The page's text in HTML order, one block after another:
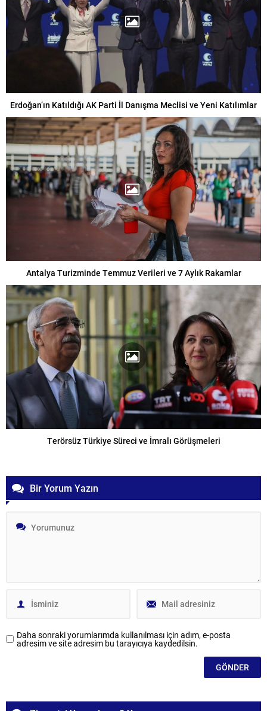
Erdoğan’ın Katıldığı AK Parti İl Danışma Meclisi ve Yeni Katılımlar
Antalya Turizminde Temmuz Verileri ve 7 Aylık Rakamlar
Terörsüz Türkiye Süreci ve İmralı Görüşmeleri
Bir Yorum Yazın
Daha sonraki yorumlarımda kullanılması için adım, e-posta
adresim ve site adresim bu tarayıcıya kaydedilsin.